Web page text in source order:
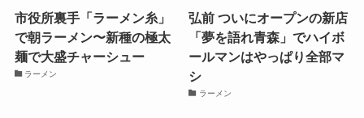
市役所裏手「ラーメン糸」
で朝ラーメン〜新種の極太
麺で大盛チャーシュー
ラーメン
弘前 ついにオープンの新店
「夢を語れ青森」でハイボ
ールマンはやっぱり全部マ
シ
ラーメン